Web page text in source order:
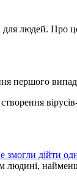
людей. Про
першого
змогли дійти
людині,